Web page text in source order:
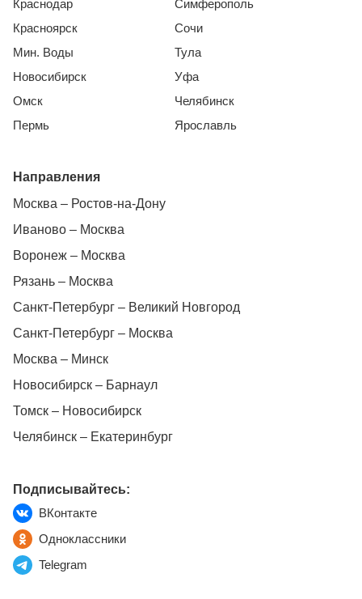
Краснодар
Красноярск
Мин. Воды
Новосибирск
Омск
Пермь
Симферополь
Сочи
Тула
Уфа
Челябинск
Ярославль
Направления
Москва – Ростов-на-Дону
Иваново – Москва
Воронеж – Москва
Рязань – Москва
Санкт-Петербург – Великий Новгород
Санкт-Петербург – Москва
Москва – Минск
Новосибирск – Барнаул
Томск – Новосибирск
Челябинск – Екатеринбург
Подписывайтесь:
ВКонтакте
Одноклассники
Telegram